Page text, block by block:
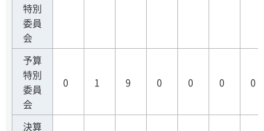
特別
委員
会
予算
特別
委員
会
0 1 9 0 0 0 0
決算